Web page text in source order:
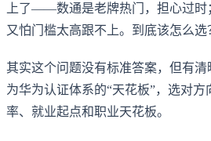
上了——数通是老牌热门，担心过时
又怕门槛太高跟不上。到底该怎么选
其实这个问题没有标准答案，但有
为华为认证体系的“天花板”，选对
率、就业起点和职业天花板。